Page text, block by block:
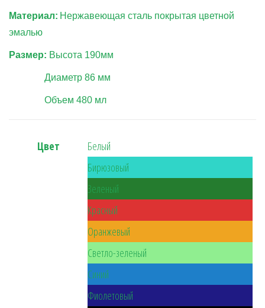
Материал: Нержавеющая сталь покрытая цветной
эмалью
Размер: Высота 190мм
Диаметр 86 мм
Объем 480 мл
Цвет
Белый
Бирюзовый
Зеленый
Красный
Оранжевый
Светло-зеленый
Синий
Фиолетовый